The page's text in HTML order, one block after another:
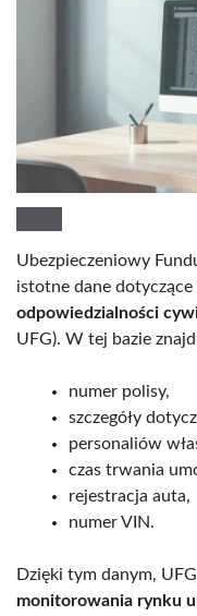
Ubezpieczeniowy
istotne dane dotyczące
odpowiedzialności
UFG). W tej bazie
numer polisy,
szczegóły
personaliów
czas trwania
rejestracja auta,
numer VIN.
Dzięki tym danym,
monitorowania rynku